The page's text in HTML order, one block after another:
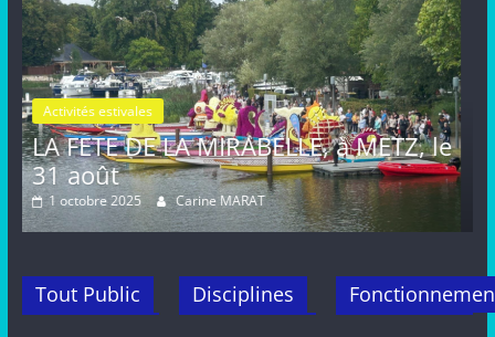
à METZ, le
Activités estivales Actualités
FETE de la
août, METZ
16 septembre 2024
Tout Public Disciplines